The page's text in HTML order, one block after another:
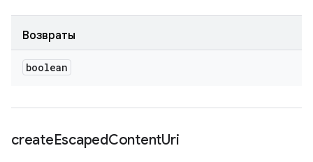
Возвраты
boolean
createEscapedContentUri